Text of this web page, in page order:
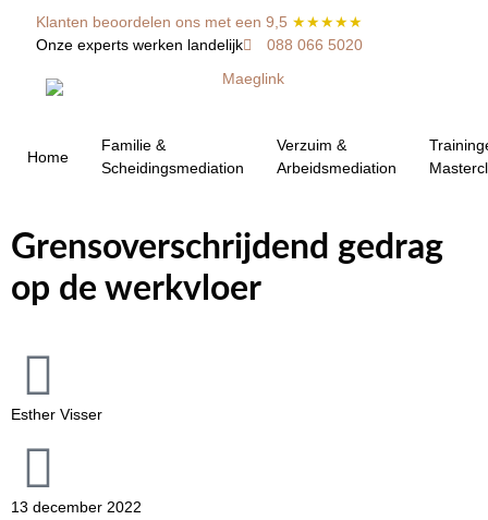
Klanten beoordelen ons met een 9,5 ★★★★★
Onze experts werken landelijk
088 066 5020
Home
Familie &
Scheidingsmediation
Verzuim &
Arbeidsmediation
Grensoverschrijdend gedrag
op de werkvloer
Esther Visser
13 december 2022